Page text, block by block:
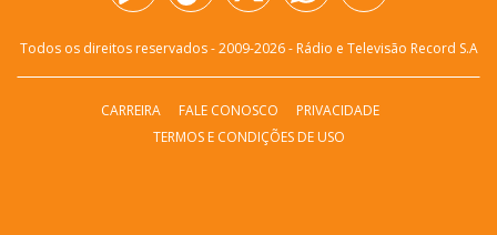
Todos os direitos reservados - 2009-2026- Rádio e Televisão Record S.A
CARREIRA FALE CONOSCO
PRIVACIDADE
TERMOS E CONDIÇÕES DE USO